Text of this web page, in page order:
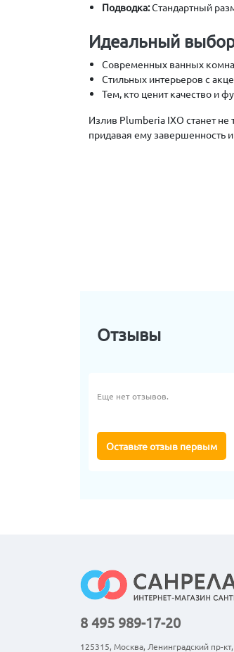
Подводка:Стандартный
Идеальный
Современных ванных
Стильных интерьеров с
Тем, кто ценит качество и
Излив Plumberia IXO станет
придавая ему завершенность и
Отзывы
Еще нет отзывов.
Оставьте отзыв первым
8 495 989-17-20
125315, Москва, Ленинградский пр-